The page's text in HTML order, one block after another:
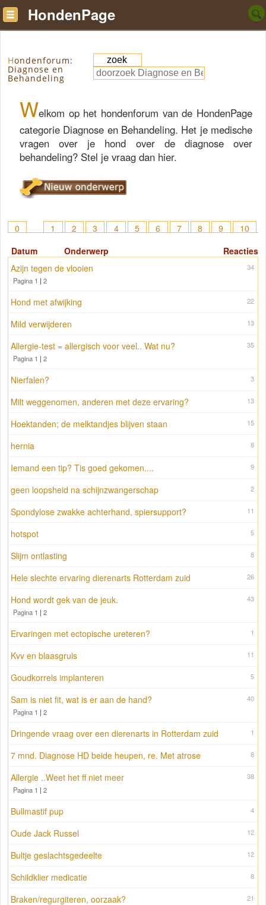
HondenPage
Hondenforum:
Diagnose en
Behandeling
Welkom op het hondenforum van de HondenPage
categorie Diagnose en Behandeling. Het je medische
vragen over je hond over de diagnose over
behandeling? Stel je vraag dan hier.
0 1 2 3 4 5 6 7 8 9
10
Reacties
Datum Onderwerp
34
Azijn tegen de vlooien
Pagina 1 | 2
22
Hond met afwijking
13
Mild verwijderen
35
Allergie-test = allergisch voor veel.. Wat nu?
Pagina 1 | 2
3
Nierfalen?
13
Milt weggenomen, anderen met deze ervaring?
15
Hoektanden; de melktandjes blijven staan
8
hernia
9
Iemand een tip? Tis goed gekomen....
2
geen loopsheid na schijnzwangerschap
11
Spondylose zwakke achterhand, spiersupport?
5
hotspot
8
Slijm ontlasting
26
Hele slechte ervaring dierenarts Rotterdam zuid
43
Hond wordt gek van de jeuk.
Pagina 1 | 2
1
Ervaringen met ectopische ureteren?
11
Kvv en blaasgruis
5
Goudkorrels implanteren
40
Sam is niet fit, wat is er aan de hand?
Pagina 1 | 2
1
Dringende vraag over een dierenarts in Rotterdam zuid
8
7 mnd. Diagnose HD beide heupen, re. Met atrose
38
Allergie ..Weet het ff niet meer
Pagina 1 | 2
4
Bullmastif pup
12
Oude Jack Russel
12
Bultje geslachtsgedeelte
8
Schildklier medicatie
21
Braken/regurgiteren, oorzaak?